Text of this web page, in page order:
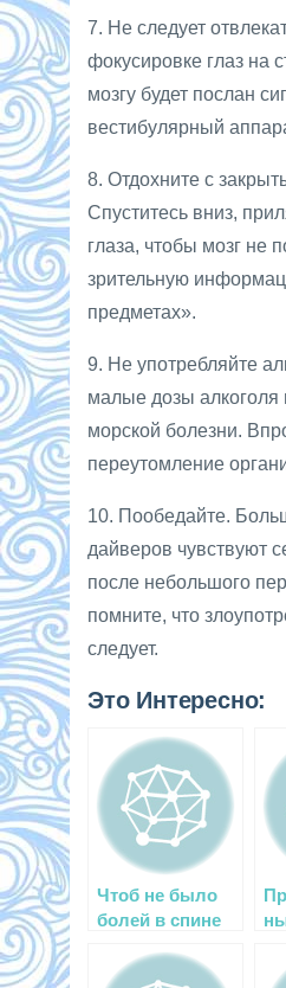
7. Не следует
фокусировке глаз на
мозгу будет послан
вестибулярный
8. Отдохните с
Спуститесь вниз,
глаза, чтобы мозг не
зрительную
предметах».
9. Не употребляйте
малые дозы алкоголя
морской болезни.
переутомление
10. Пообедайте.
дайверов чувствуют
после небольшого
помните, что
следует.
Это Интересно:
Чтоб не было
болей в спине